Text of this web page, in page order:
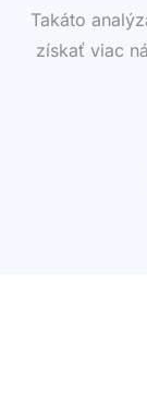
Takáto
získať viac